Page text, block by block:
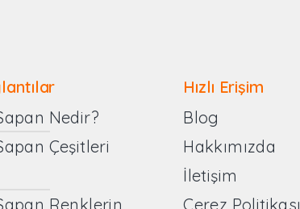
Nedir?
Çeşitleri
Renklerin
Hızlı Erişim
Blog
Hakkımızda
İletişim
Çerez Politikası